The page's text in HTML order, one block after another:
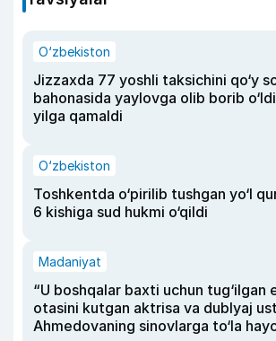
O‘zbekiston
Jizzaxda 77 yoshli taksichini qo‘y
bahonasida yaylovga olib borib
yilga qamaldi
O‘zbekiston
Toshkentda o‘pirilib tushgan yo‘l
6 kishiga sud hukmi o‘qildi
Madaniyat
“U boshqalar baxti uchun tug‘ilgan
otasini kutgan aktrisa va dublyaj
Ahmedovaning sinovlarga to‘la